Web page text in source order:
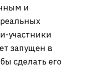
и
участники
запущен в
сделать его